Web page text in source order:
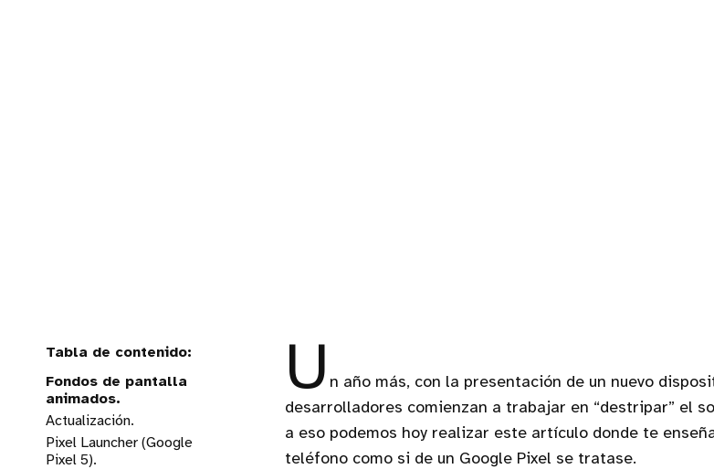
Fondos de pantalla
animados.
Actualización.
Pixel Launcher (Google
Pixel 5).
U n año más, con la presentación de un nuevo
desarrolladores comienzan a trabajar en “destripar” el
a eso podemos hoy realizar este artículo donde te
teléfono como si de un Google Pixel se tratase.